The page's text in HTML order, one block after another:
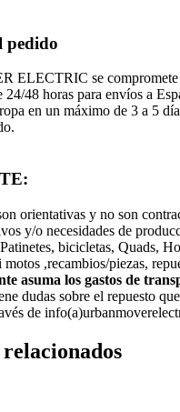
pedido
ELECTRIC se compromete
24/48 horas para envíos a
en un máximo de 3 a 5
orientativas y no son
y/o necesidades de
bicicletas, Quads,
,recambios/piezas,
asuma los gastos de
dudas sobre el repuesto
de